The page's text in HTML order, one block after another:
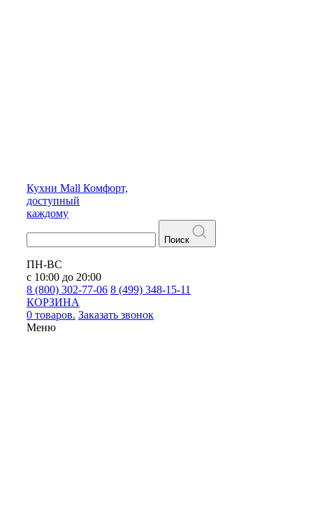
Кухни Mall Комфорт,
доступный
каждому
Поиск
ПН-ВС
с 10:00 до 20:00
8 (800) 302-77-06 8 (499) 348-15-11
КОРЗИНА
0 товаров. Заказать звонок
Меню